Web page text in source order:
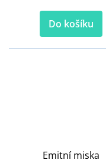
Do košíku
Emitní miska